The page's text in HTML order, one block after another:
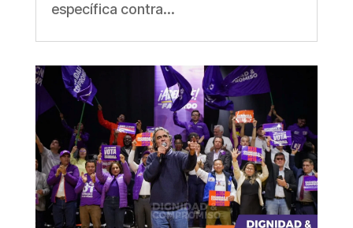
específica contra...